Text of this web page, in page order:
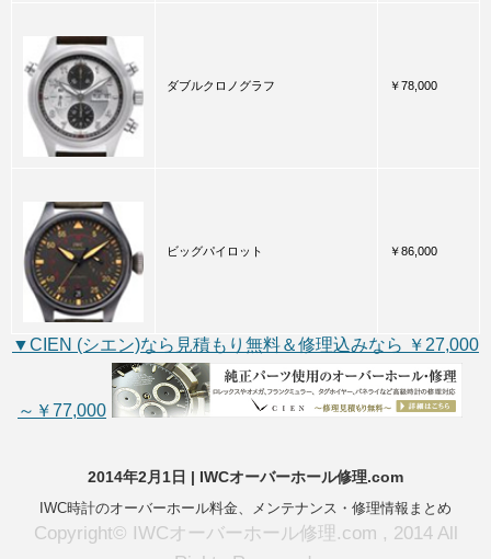
ダブルクロノグラフ ￥78,000
ビッグパイロット ￥86,000
▼CIEN (シエン)なら見積もり無料＆修理込みなら ￥27,000
～￥77,000
2014年2月1日 | IWCオーバーホール修理.com
IWC時計のオーバーホール料金、メンテナンス・修理情報まとめ
Copyright© IWCオーバーホール修理.com , 2014 All